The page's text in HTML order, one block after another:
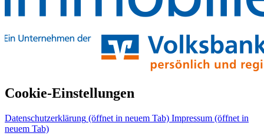
Cookie-Einstellungen
Datenschutzerklärung (öffnet in neuem Tab) Impressum (öffnet in
neuem Tab)